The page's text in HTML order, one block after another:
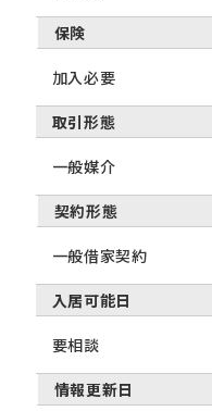
保険
加入必要
取引形態
一般媒介
契約形態
一般借家契約
入居可能日
要相談
情報更新日